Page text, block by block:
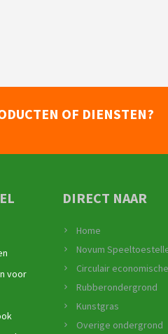
OF DIENSTEN?
voor
DIRECT NAAR
Home
Novum
Circulair
Rubberondergrond
Kunstgras
Overige ondergrond